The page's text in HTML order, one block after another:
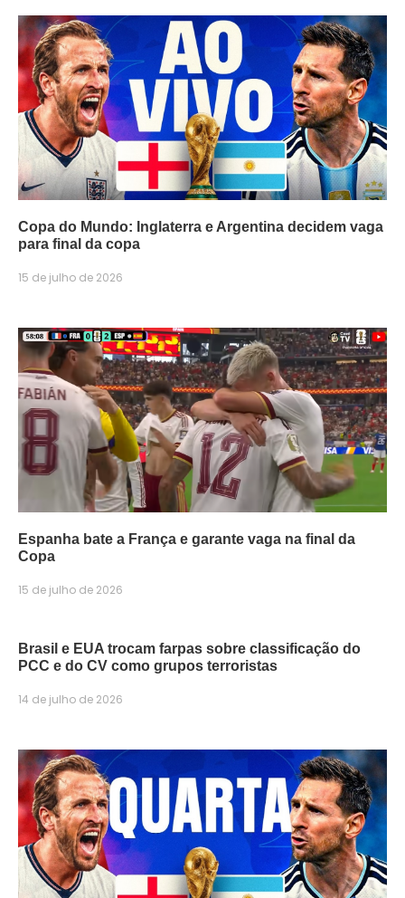
Copa do Mundo: Inglaterra e Argentina decidem vaga
para final da copa
15 de julho de 2026
Espanha bate a França e garante vaga na final da
Copa
15 de julho de 2026
Brasil e EUA trocam farpas sobre classificação do
PCC e do CV como grupos terroristas
14 de julho de 2026